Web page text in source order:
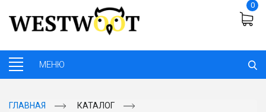
0
ГЛАВНАЯ
КАТАЛОГ